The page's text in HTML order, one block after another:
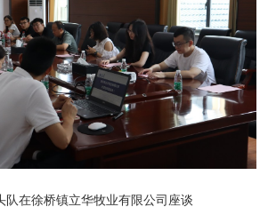
队在徐桥镇立华牧业有限公司座谈